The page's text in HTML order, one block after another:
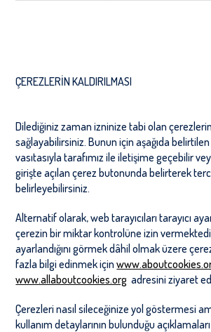
ÇEREZLERİN KALDIRILMASI
Dilediğiniz zaman izninize tabi olan çerezlerin
sağlayabilirsiniz. Bunun için aşağıda
vasıtasıyla tarafımız ile iletişime geçebilir
girişte açılan çerez butonunda belirterek
belirleyebilirsiniz.
Alternatif olarak, web tarayıcıları tarayıcı
çerezin bir miktar kontrolüne izin
ayarlandığını görmek dâhil olmak üzere
fazla bilgi edinmek için
www.allaboutcookies.org adresini ziyaret
Çerezleri nasıl sileceğinize yol göstermesi
kullanım detaylarının bulunduğu